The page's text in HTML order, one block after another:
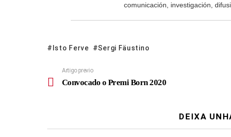
comunicación, investigación,
Isto Ferve Sergi Fäustino
Artigo previo
Convocado o Premi Born 2020
DEIXA